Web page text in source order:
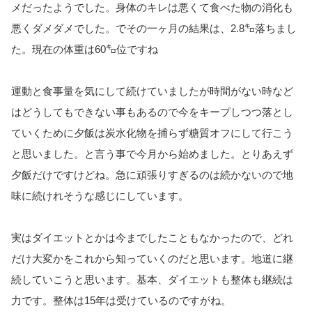
メだったようでした。身体のキレは悪くて食べた物の消化も
悪くダメダメでした。でその一ヶ月の結果は、2.8㌔落ちまし
た。現在の体重は60㌔位ですね
運動と食事量を気にして続けていましたが時間がない時など
はどうしてもできない事もあるので今をキープしつつ落とし
ていくために夕飯は炭水化物を捕らず糖質オフにして行こう
と思いました。と言う事で今月から始めました。とりあえず
夕飯だけですけどね。急に頑張りすぎるのは続かないので地
味に続けれそうな感じにしています。
実はダイエットとかは今までしたこともなかったので、どれ
だけ大変かをこれから知っていくのだと思います。地道に継
続していこうと思います。基本、ダイエットも整体も継続は
力です。整体は15年は受けているのですがね。